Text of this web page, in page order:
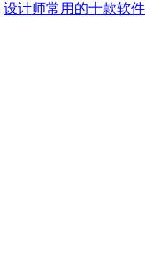
设计师常用的十款软件